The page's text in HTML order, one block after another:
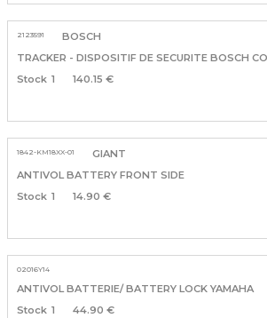
2123591
BOSCH
TRACKER - DISPOSITIF DE SECURITE BOSCH
1
140.15 €
1842-KM18XX-01
GIANT
ANTIVOL BATTERY FRONT SIDE
1
14.90 €
02016Y14
ANTIVOL BATTERIE/ BATTERY LOCK YAMAHA
1
44.90 €